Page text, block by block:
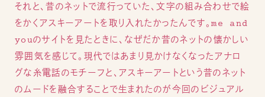
それと、昔のネットで流行っていた、文字の組み合わせで絵
をかくアスキーアートを取り入れたかったんです。me and
youのサイトを見たときに、なぜだか昔のネットの懐かしい
雰囲気を感じて。現代ではあまり見かけなくなったアナロ
グな糸電話のモチーフと、アスキーアートという昔のネット
のムードを融合することで生まれたのが今回のビジュアル